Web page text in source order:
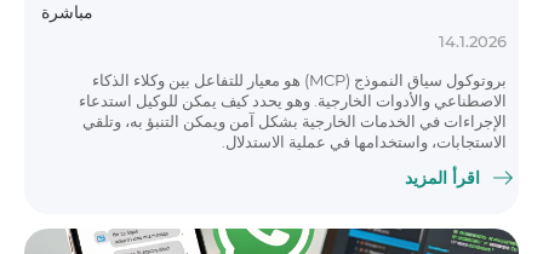
مباشرة
14.1.2026
بروتوكول سياق النموذج (MCP) هو معيار للتفاعل بين وكلاء الذكاء
الاصطناعي والأدوات الخارجية. وهو يحدد كيف يمكن للوكيل استدعاء
الإجراءات في الخدمات الخارجية بشكل آمن ويمكن التنبؤ به، وتلقي
الاستجابات، واستخدامها في عملية الاستدلال.
اقرأ المزيد